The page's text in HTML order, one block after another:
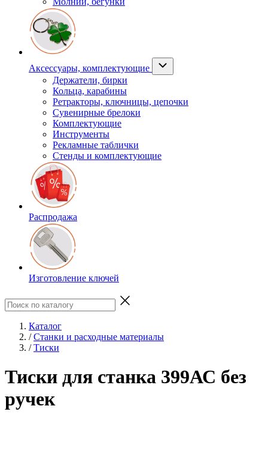
Аксессуары, комплектующие
Держатели, бирки
Кольца, карабины
Ретракторы, ключницы, цепочки
Сувенирные брелоки
Комплектующие
Инструменты
Рекламные таблички
Стенды и комплектующие
Распродажа
Изготовление ключей
Каталог
/ Станки и расходные материалы
/ Тиски
Тиски для станка 399АС без
ручек